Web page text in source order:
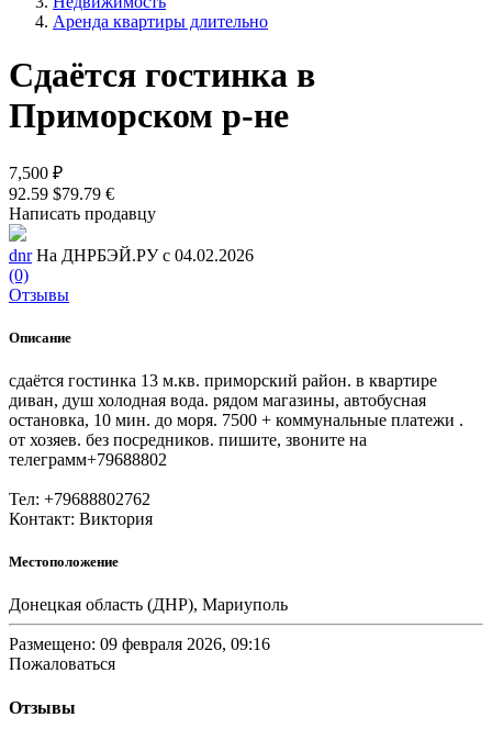
Аренда квартиры длительно
Сдаётся гостинка в
Приморском р-не
7,500 ₽
92.59 $79.79 €
Написать продавцу
dnr На ДНРБЭЙ.РУ с 04.02.2026
(0)
Отзывы
Описание
сдаётся гостинка 13 м.кв. приморский район. в квартире
диван, душ холодная вода. рядом магазины, автобусная
остановка, 10 мин. до моря. 7500 + коммунальные платежи .
от хозяев. без посредников. пишите, звоните на
телеграмм+79688802
Тел: +79688802762
Контакт: Виктория
Местоположение
Донецкая область (ДНР), Мариуполь
Размещено: 09 февраля 2026, 09:16
Пожаловаться
Отзывы